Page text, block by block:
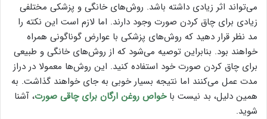
می‌تواند اثر زیادی داشته باشد. روش‌های خانگی و پزشکی مختلفی
زیادی برای چاق کردن صورت وجود دارند. اما لازم است این نکته را
مد نظر قرار دهید که روش‌های پزشکی با عوارض گوناگونی همراه
خواهند بود. بنابراین توصیه می‌شود که از روش‌های خانگی و طبیعی
برای چاق کردن صورت خود استفاده کنید. این روش‌ها معمولا در دراز
مدت عمل می‌کنند اما نتیجه بسیار خوبی به جای خواهند گذاشت. به
همین دلیل، بد نیست باخواص روغن ارگان برای چاقی صورت، آشنا
شوید.